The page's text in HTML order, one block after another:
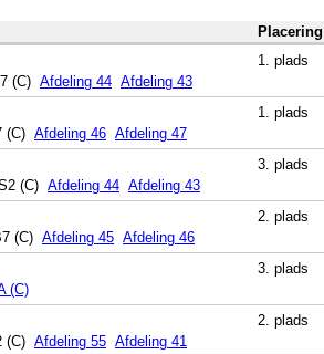
Placering
(C) Afdeling 44 Afdeling 43
1. plads
(C) Afdeling 46 Afdeling 47
1. plads
(C) Afdeling 44 Afdeling 43
3. plads
(C) Afdeling 45 Afdeling 46
2. plads
(C)
3. plads
(C) Afdeling 55 Afdeling 41
2. plads